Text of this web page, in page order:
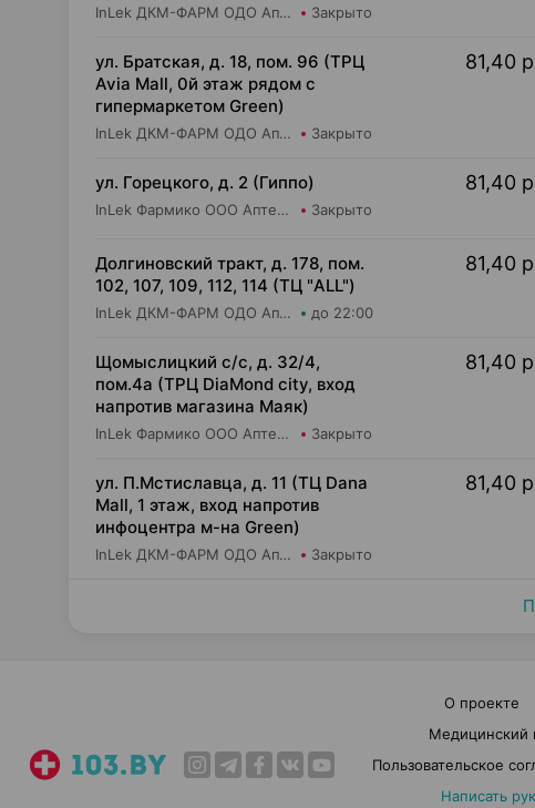
InLek ДКМ-ФАРМ ОДО Аптека №36 Закрыто
ул. Братская, д. 18, пом. 96 (ТРЦ
Avia Mall, 0й этаж рядом с
гипермаркетом Green)
InLek ДКМ-ФАРМ ОДО Аптека №47 Закрыто
81,40
ул. Горецкого, д. 2 (Гиппо)
InLek Фармико ООО Аптека №22 Закрыто
81,40
Долгиновский тракт, д. 178, пом.
102, 107, 109, 112, 114 (ТЦ "ALL")
InLek ДКМ-ФАРМ ОДО Аптека №34 до 22:00
81,40
Щомыслицкий с/с, д. 32/4,
пом.4а (ТРЦ DiaMond city, вход
напротив магазина Маяк)
InLek Фармико ООО Аптека №36 Закрыто
81,40
ул. П.Мстиславца, д. 11 (ТЦ Dana
Mall, 1 этаж, вход напротив
инфоцентра м-на Green)
InLek ДКМ-ФАРМ ОДО Аптека №38 Закрыто
81,40
О проекте
Медицинский
Пользовательское
Написать